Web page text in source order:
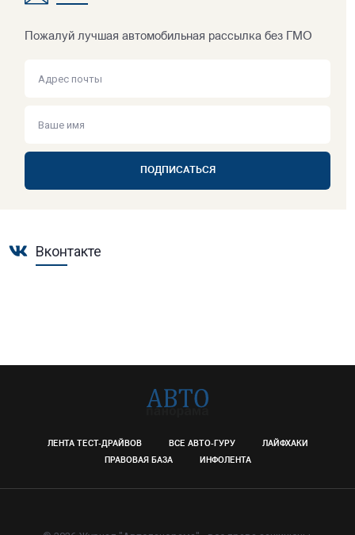
Пожалуй лучшая автомобильная рассылка без ГМО
ПОДПИСАТЬСЯ
Вконтакте
ЛЕНТА ТЕСТ-ДРАЙВОВ ВСЕ АВТО-ГУРУ
ЛАЙФХАКИ
ПРАВОВАЯ БАЗА
ИНФОЛЕНТА